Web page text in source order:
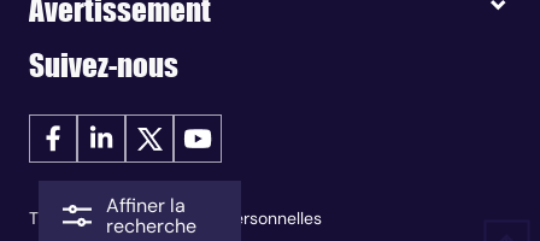
Affiner la
recherche
Avertissement
Suivez-nous
Traitement des données personnelles